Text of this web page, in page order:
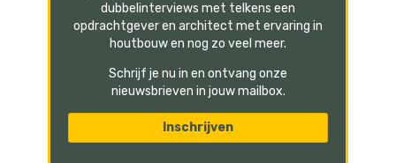
dubbelinterviews met telkens een
opdrachtgever en architect met ervaring in
houtbouw en nog zo veel meer.
Schrijf je nu in en ontvang onze
nieuwsbrieven in jouw mailbox.